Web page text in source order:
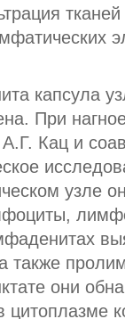
капсула
При
Кац и
узле
также
они
цитоплазме